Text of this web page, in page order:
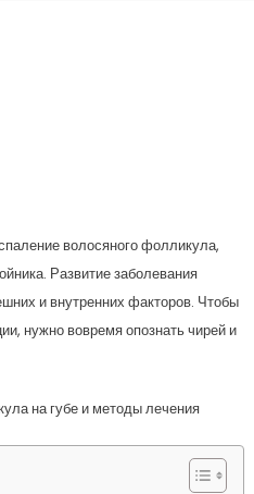
волосяного фолликула,
Развитие заболевания
и внутренних факторов. Чтобы
нужно вовремя опознать чирей и